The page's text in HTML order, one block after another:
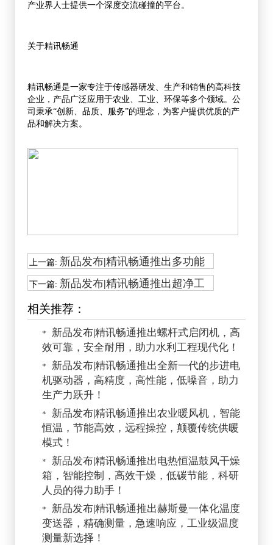
产业界人士提供一个深度交流碰撞的平台。
关于精讯畅通
精讯畅通是一家专注于传感器研发、生产和销售的高科技
企业，产品广泛应用于农业、工业、环保等多个领域。公
司秉承“创新、品质、服务”的理念，为客户提供优质的产
品和解决方案。
上一篇: 新品发布|精讯畅通推出多功能
磁力搅拌器，一机多用，高效搅拌，
确保实验数据的准确性！
下一篇: 新品发布|精讯畅通推出超净工
菌实验空间！
相关推荐：
*
新品发布|精讯畅通推出螺杆式启闭机，高
效可靠，安全耐用，助力水利工程现代化！
*
新品发布|精讯畅通推出全新一代的步进电
机驱动器，高精度，高性能，低噪音，助力
生产力跃升！
*
新品发布|精讯畅通推出农业暖风机，智能
恒温，节能高效，远程操控，颠覆传统供暖
模式！
*
新品发布|精讯畅通推出电热恒温鼓风干燥
箱，智能控制，高效干燥，低碳节能，科研
人员的得力助手！
*
新品发布|精讯畅通推出赫斯曼一体化温度
变送器，精确测量，急速响应，工业级温度
测量新选择！